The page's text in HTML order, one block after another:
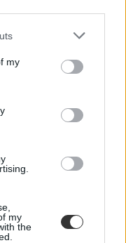
my
my
the
hogy levelező
a szájukat” –
egyetemista. Példája
hallgató számolt be